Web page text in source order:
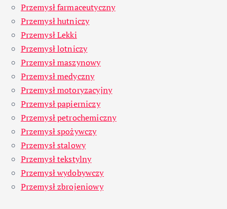
Przemysł farmaceutyczny
Przemysł hutniczy
Przemysł Lekki
Przemysł lotniczy
Przemysł maszynowy
Przemysł medyczny
Przemysł motoryzacyjny
Przemysł papierniczy
Przemysł petrochemiczny
Przemysł spożywczy
Przemysł stalowy
Przemysł tekstylny
Przemysł wydobywczy
Przemysł zbrojeniowy